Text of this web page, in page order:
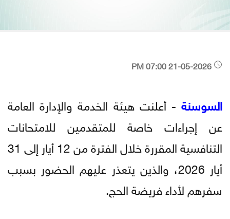
السوسنة - أعلنت هيئة الخدمة والإدارة العامة
عن إجراءات خاصة للمتقدمين للامتحانات
التنافسية المقررة خلال الفترة من 12 أيار إلى 31
أيار 2026، والذين يتعذر عليهم الحضور بسبب
سفرهم لأداء فريضة الحج.